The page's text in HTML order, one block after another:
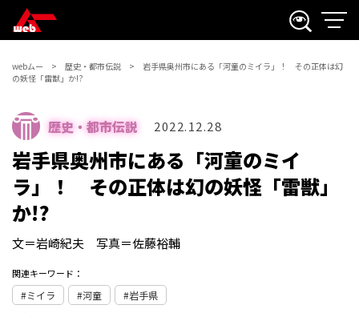
webムー 歴史・都市伝説
岩手県奥州市にある「河童のミイラ」！ その正体は幻
の妖怪「雷獣」か!?
歴史・都市伝説 2022.12.28
岩手県奥州市にある「河童のミイ
ラ」！ その正体は幻の妖怪「雷獣」
か!?
文＝岩崎紀夫 写真＝佐藤裕輔
関連キーワード：
ミイラ 河童 岩手県